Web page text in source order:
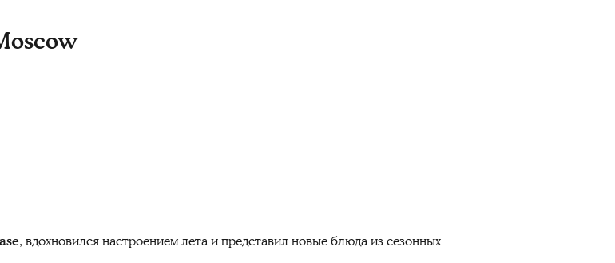
, вдохновился настроением лета и представил новые блюда из сезонных